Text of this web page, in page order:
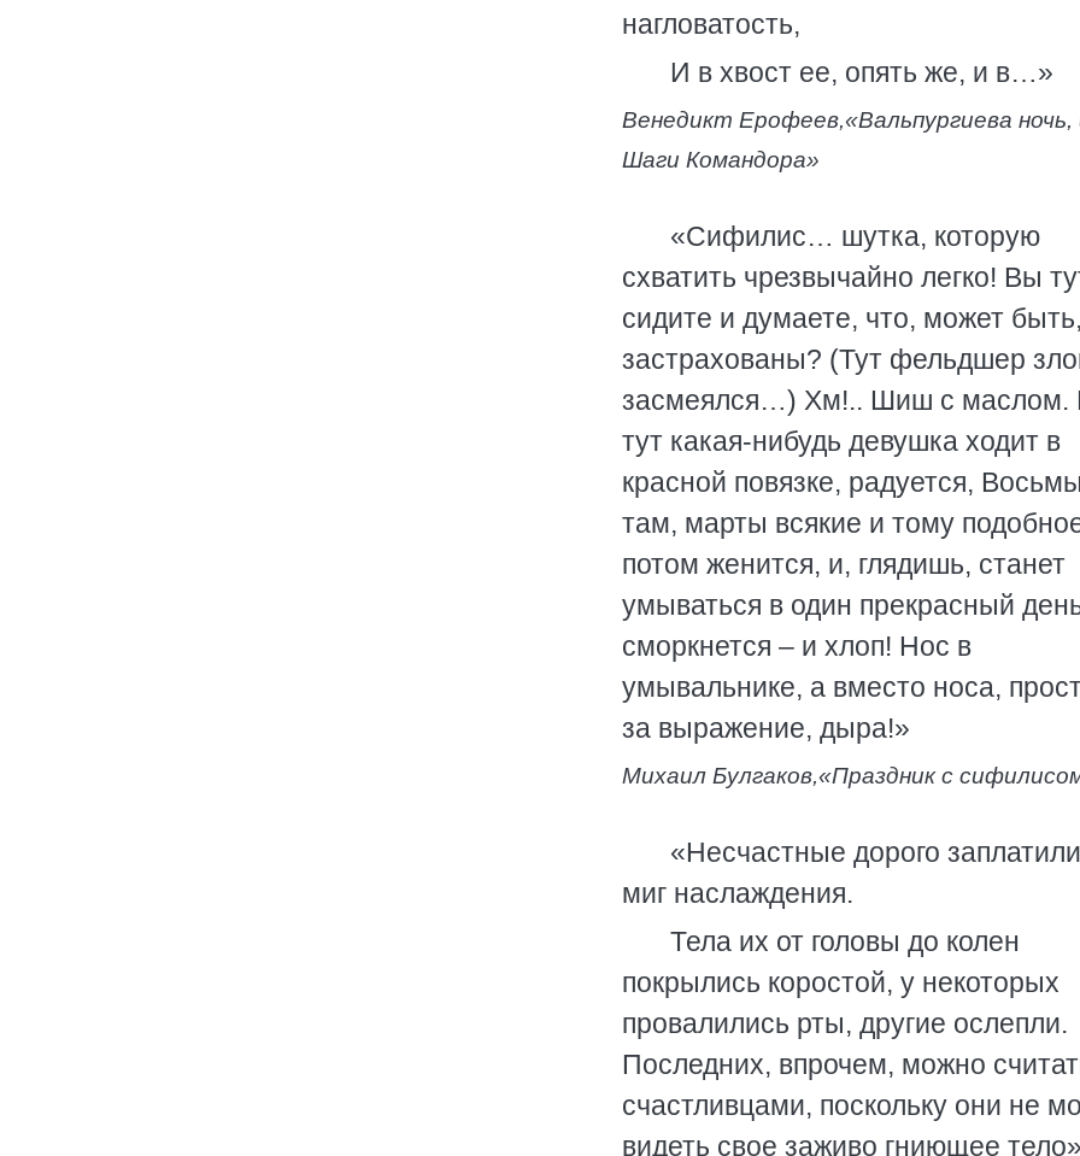
нагловатость,
И в хвост ее, опять же, и в…»
Венедикт Ерофеев,«Вальпургиева ночь,
Шаги Командора»
«Сифилис… шутка, которую
схватить чрезвычайно легко! Вы
сидите и думаете, что, может
застрахованы? (Тут фельдшер
засмеялся…) Хм!.. Шиш с маслом.
тут какая-нибудь девушка ходит в
красной повязке, радуется,
там, марты всякие и тому
потом женится, и, глядишь, станет
умываться в один прекрасный
сморкнется – и хлоп! Нос в
умывальнике, а вместо носа,
за выражение, дыра!»
Михаил Булгаков,«Праздник с
«Несчастные дорого
миг наслаждения.
Тела их от головы до колен
покрылись коростой, у некоторых
провалились рты, другие ослепли.
Последних, впрочем, можно
счастливцами, поскольку они не
видеть свое заживо гниющее